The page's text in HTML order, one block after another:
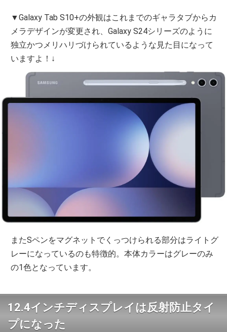
▼Galaxy Tab S10+の外観はこれまでのギャラタブからカ
メラデザインが変更され、Galaxy S24シリーズのように
独立かつメリハリづけられているような見た目になって
いますよ！↓
またSペンをマグネットでくっつけられる部分はライトグ
レーになっているのも特徴的。本体カラーはグレーのみ
の1色となっています。
12.4インチディスプレイは反射防止タイ
プになった